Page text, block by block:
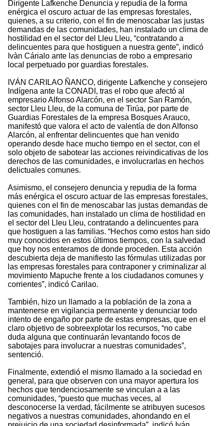
Dirigente Lafkenche Denuncia y repudia de la forma
enérgica el oscuro actuar de las empresas forestales,
quienes, a su criterio, con el fin de menoscabar las justas
demandas de las comunidades, han instalado un clima de
hostilidad en el sector del Lleu Lleu, “contratando a
delincuentes para que hostiguen a nuestra gente”, indicó
Ivàn Cárialo ante las denuncias de robo a empresario
local perpetuado por guardias forestales.
IVÁN CARILAO ÑANCO, dirigente Lafkenche y consejero
Indígena ante la CONADI, tras el robo que afectó al
empresario Alfonso Alarcón, en el sector San Ramón,
sector Lleu Lleu, de la comuna de Tirúa, por parte de
Guardias Forestales de la empresa Bosques Arauco,
manifestó que valora el acto de valentía de don Alfonso
Alarcón, al enfrentar delincuentes que han venido
operando desde hace mucho tiempo en el sector, con el
solo objeto de sabotear las acciones reivindicativas de los
derechos de las comunidades, e involucrarlas en hechos
delictuales comunes.
Asimismo, el consejero denuncia y repudia de la forma
más enérgica el oscuro actuar de las empresas forestales,
quienes con el fin de menoscabar las justas demandas de
las comunidades, han instalado un clima de hostilidad en
el sector del Lleu Lleu, contratando a delincuentes para
que hostiguen a las familias. “Hechos como estos han sido
muy conocidos en estos últimos tiempos, con la salvedad
que hoy nos enteramos de donde proceden. Esta acción
descubierta deja de manifiesto las fórmulas utilizadas por
las empresas forestales para contraponer y criminalizar al
movimiento Mapuche frente a los ciudadanos comunes y
corrientes”, indicó Carilao.
También, hizo un llamado a la población de la zona a
mantenerse en vigilancia permanente y denunciar todo
intento de engaño por parte de estas empresas, que en el
claro objetivo de sobreexplotar los recursos, “no cabe
duda alguna que continuarán levantando focos de
sabotajes para involucrar a nuestras comunidades”,
sentenció.
Finalmente, extendió el mismo llamado a la sociedad en
general, para que observen con una mayor apertura los
hechos que tendenciosamente se vinculan a a las
comunidades, “puesto que muchas veces, al
desconocerse la verdad, fácilmente se atribuyen sucesos
negativos a nuestras comunidades, ahondando en el